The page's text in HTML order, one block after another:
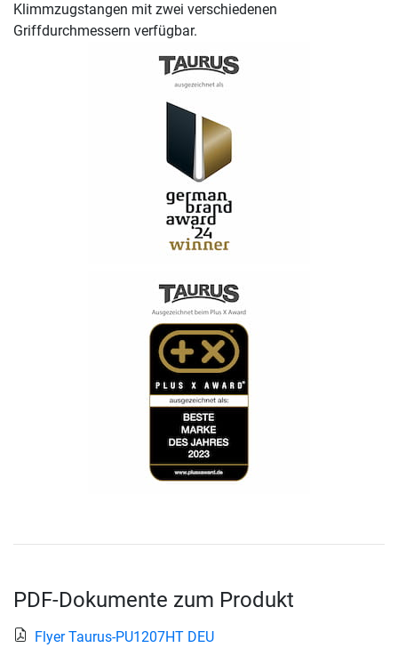
Klimmzugstangen mit zwei verschiedenen
Griffdurchmessern verfügbar.
PDF-Dokumente zum Produkt
Flyer Taurus-PU1207HT DEU